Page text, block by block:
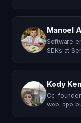
Manoel
Software
SDKs at
Kody
Co-
web-app